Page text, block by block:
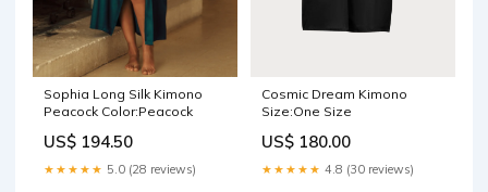
Sophia Long Silk Kimono
Peacock Color:Peacock
US$ 194.50
★★★★★ 5.0 (28 reviews)
Cosmic Dream Kimono
Size:One Size
US$ 180.00
★★★★★ 4.8 (30 reviews)